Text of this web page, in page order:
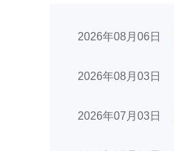
2026年08月06日
2026年08月03日
2026年07月03日